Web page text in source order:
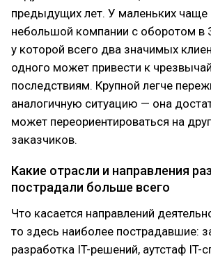
предыдущих лет. У маленьких чаще
небольшой компании с оборотом в
у которой всего два значимых
одного может привести к
последствиям. Крупной легче
аналогичную ситуацию — она
может переориентироваться на
заказчиков.
Какие отрасли и направления
пострадали больше всего
Что касается направлений
то здесь наиболее пострадавшие:
разработка IT-решений, аутстаф IT-